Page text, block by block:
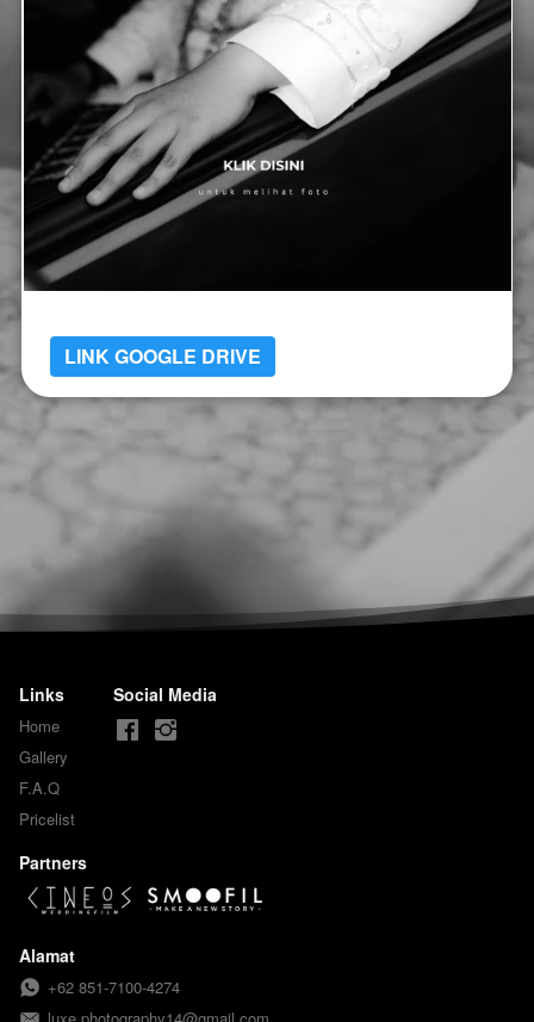
LINK GOOGLE DRIVE
Links
Home
Gallery
F.A.Q
Pricelist
Social Media
Partners
Alamat
+62 851-7100-4274
luxe.photography14@gmail.com